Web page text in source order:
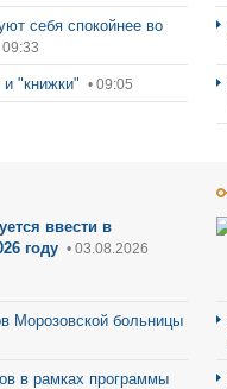
себя спокойнее во
09:33
"книжки" • 09:05
ввести в
году • 03.08.2026
Морозовской больницы
в рамках программы